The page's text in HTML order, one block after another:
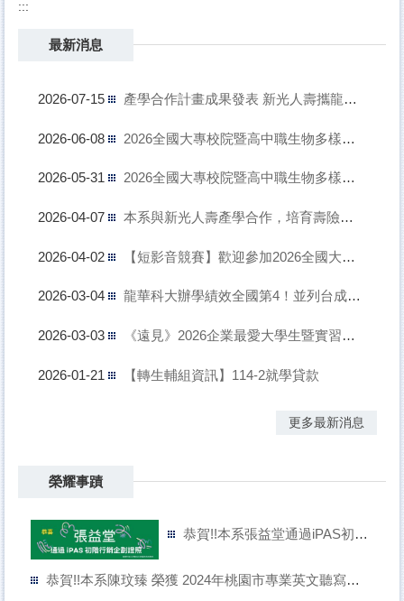
:::
最新消息
2026-07-15 產學合作計畫成果發表 新光人壽攜龍華科大 深化AI應用
2026-06-08 2026全國大專校院暨高中職生物多樣性‧永續未來短影音行銷競賽 名次公告
2026-05-31 2026全國大專校院暨高中職生物多樣性‧永續未來短影音行銷競賽 決賽通知
2026-04-07 本系與新光人壽產學合作，培育壽險業AI人才
2026-04-02 【短影音競賽】歡迎參加2026全國大專校院暨高中職生物多樣性‧永續未來短影音行銷競賽
2026-03-04 龍華科大辦學績效全國第4！並列台成大 奪私立技專第1
2026-03-03 《遠見》2026企業最愛大學生暨實習生調查結果出爐！成大12連霸，這些私校也耀眼
2026-01-21 【轉生輔組資訊】114-2就學貸款
更多最新消息
榮耀事蹟
恭賀!!本系張益堂通過iPAS初階行銷企劃證照
恭賀!!本系陳玟臻 榮獲 2024年桃園市專業英文聽寫能力與詞彙能力大賽 第五屆桃園市英文菁英盃 專業英文詞彙組 生活與職場─職涯試探(綜合類) 冠軍